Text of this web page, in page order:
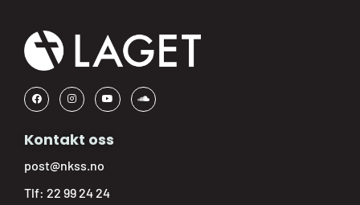
Kontakt oss
post@nkss.no
Tlf: 22 99 24 24